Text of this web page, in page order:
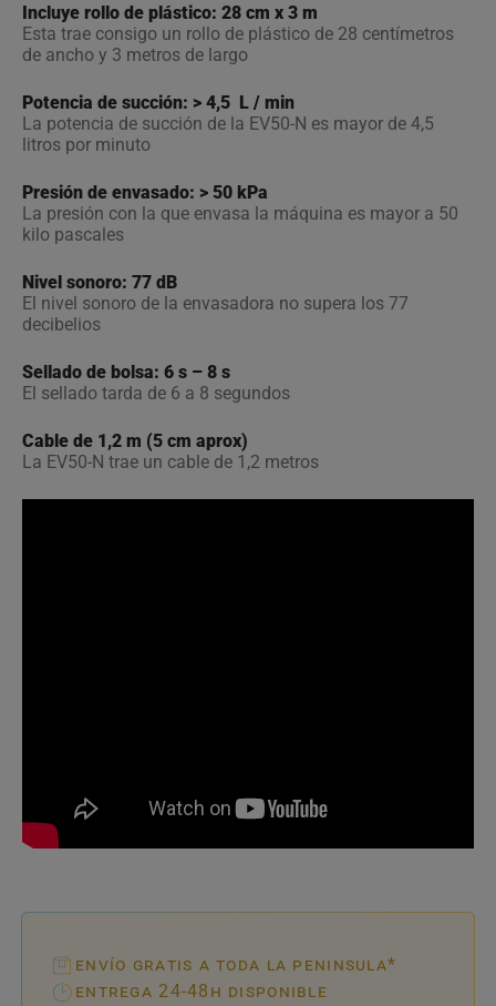
Incluye rollo de plástico: 28 cm x 3 m
Esta trae consigo un rollo de plástico de 28 centímetros
de ancho y 3 metros de largo
Potencia de succión: > 4,5 L / min
La potencia de succión de la EV50-N es mayor de 4,5
litros por minuto
Presión de envasado: > 50 kPa
La presión con la que envasa la máquina es mayor a 50
kilo pascales
Nivel sonoro: 77 dB
El nivel sonoro de la envasadora no supera los 77
decibelios
Sellado de bolsa: 6 s – 8 s
El sellado tarda de 6 a 8 segundos
Cable de 1,2 m (5 cm aprox)
La EV50-N trae un cable de 1,2 metros
envío gratis a toda la peninsula*
entrega 24-48h disponible